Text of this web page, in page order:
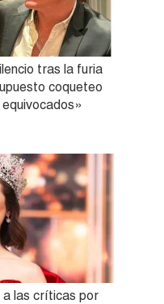
tras la furia
coqueteo
a las críticas por